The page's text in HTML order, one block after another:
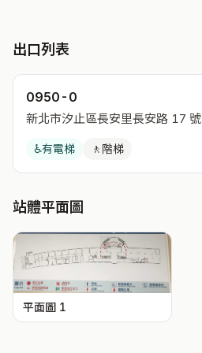
出口列表
0950-0
新北市汐止區長安里長安路 17 號
♿有電梯 🚶 階梯
站體平面圖
平面圖 1